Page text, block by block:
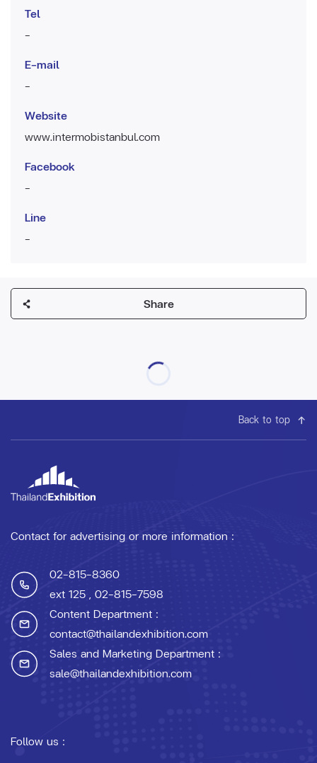
Tel
-
E-mail
-
Website
www.intermobistanbul.com
Facebook
-
Line
-
Share
Back to top
Contact for advertising or more information :
02-815-8360
ext 125 , 02-815-7598
Content Department :
contact@thailandexhibition.com
Sales and Marketing Department :
sale@thailandexhibition.com
Follow us :